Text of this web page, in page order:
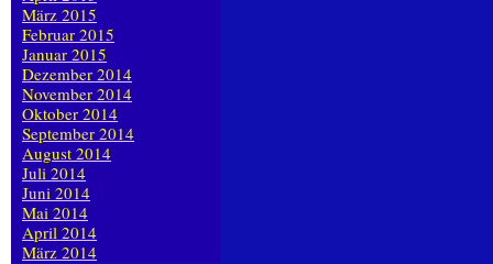
März 2015
Februar 2015
Januar 2015
Dezember 2014
November 2014
Oktober 2014
September 2014
August 2014
Juli 2014
Juni 2014
Mai 2014
April 2014
März 2014